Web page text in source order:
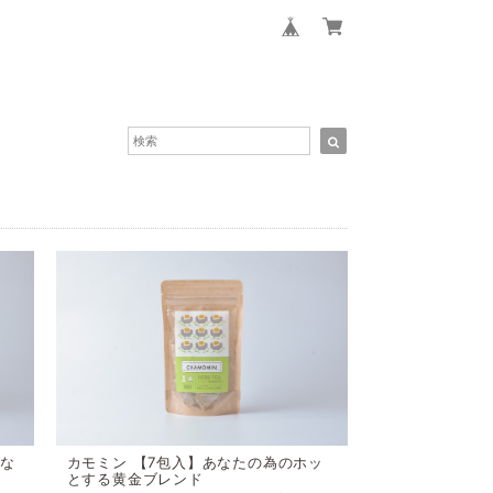
カモミン 【7包入】あなたの為のホッ
とする黄金ブレンド